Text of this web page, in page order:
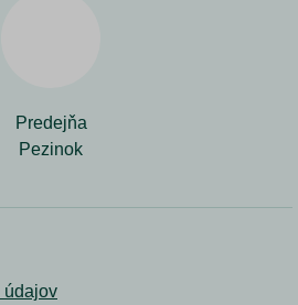
Predejňa
Pezinok
údajov